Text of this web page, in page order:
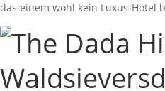
das einem wohl kein Luxus-Hotel